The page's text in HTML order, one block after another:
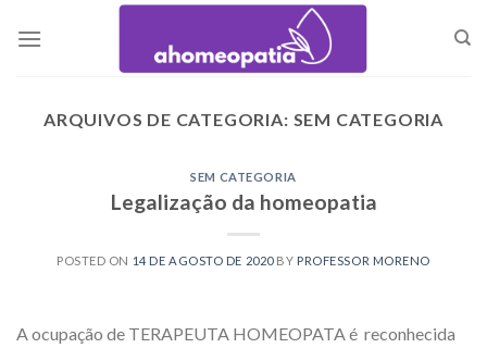
ARQUIVOS DE CATEGORIA: SEM CATEGORIA
SEM CATEGORIA
Legalização da homeopatia
POSTED ON 14 DE AGOSTO DE 2020BY PROFESSOR MORENO
A ocupação de TERAPEUTA HOMEOPATA é reconhecida